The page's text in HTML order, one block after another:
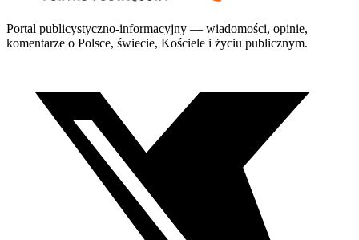
Portal publicystyczno-informacyjny — wiadomości, opinie,
komentarze o Polsce, świecie, Kościele i życiu publicznym.